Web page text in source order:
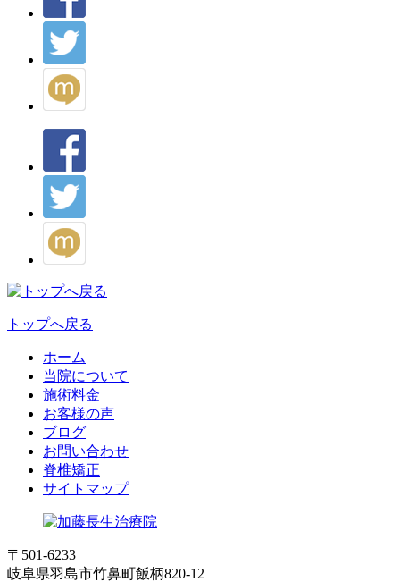
トップへ戻る
ホーム
当院について
施術料金
お客様の声
ブログ
お問い合わせ
脊椎矯正
サイトマップ
〒501-6233
岐阜県羽島市竹鼻町飯柄820-12